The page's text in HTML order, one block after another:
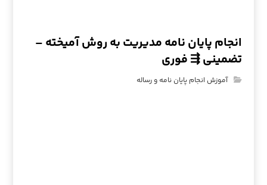
انجام پایان نامه مدیریت به روش آمیخته –
تضمینی ⇶ فوری
آموزش انجام پایان نامه و رساله